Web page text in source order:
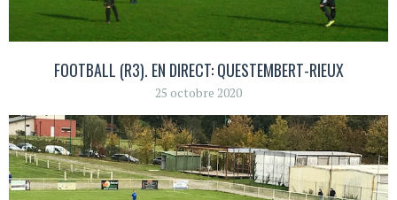
FOOTBALL (R3). EN DIRECT: QUESTEMBERT-RIEUX
25 octobre 2020